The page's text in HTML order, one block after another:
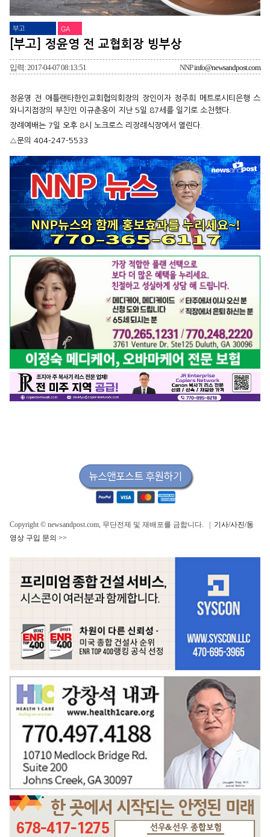
부고 GA
[부고] 정윤영 전 교협회장 빙부상
입력: 2017-04-07 08:13:51 NNPinfo@newsandpost.com
정윤영 전 애틀랜타한인교회협의회장의 장인이자 정주희 메트로시티은행 스
와니지점장의 부친인 이규춘옹이 지난 5일 87세를 일기로 소천했다.
장례예배는 7일 오후 8시 노크로스 리장례식장에서 열린다.
△문의 404-247-5533
Copyright © newsandpost.com, 무단전제 및 재배포를 금합니다. | 기사/사진/동
영상 구입 문의 >>